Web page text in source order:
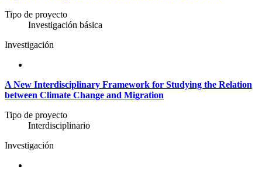
Tipo de proyecto
Investigación básica
Investigación
A New Interdisciplinary Framework for Studying the Relation
between Climate Change and Migration
Tipo de proyecto
Interdisciplinario
Investigación